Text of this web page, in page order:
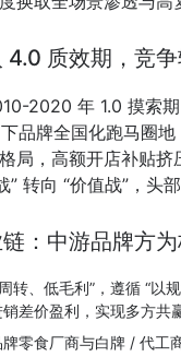
4.0 质效期，竞
2020 年 1.0 摸索
品牌全国化跑马圈
局，高额开店补贴
转向 “价值战”，头
：中游品牌方
周转、低毛利”，遵循 “
差价盈利，实现多方共赢
牌零食厂商与白牌 / 代